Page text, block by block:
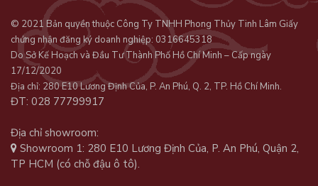
© 2021 Bản quyền thuộc Công Ty TNHH Phong Thủy Tinh Lâm Giấy
chứng nhận đăng ký doanh nghiệp: 0316645318
Do Sở Kế Hoạch và Đầu Tư Thành Phố Hồ Chí Minh – Cấp ngày
17/12/2020
Địa chỉ: 280 E10 Lương Định Của, P. An Phú, Q. 2, TP. Hồ Chí Minh.
ĐT: 028 77799917
Địa chỉ showroom:
Showroom 1: 280 E10 Lương Định Của, P. An Phú, Quận 2,
TP HCM (có chỗ đậu ô tô).